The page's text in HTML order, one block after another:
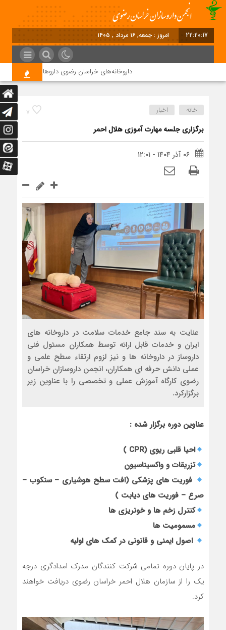
22:20:17 برابر با :
داروخانه‌های خراسان رضوی داروها را با چک ۴ ماهه خریداری می‌کنند
7 خانه اخبار
برگزاری جلسه مهارت آموزی هلال احمر
۰۶ آذر ۱۴۰۴ - ۱۲:۰۱
عنایت به سند جامع خدمات سلامت در داروخانه های
ایران و خدمات قابل ارائه توسط همکاران مسئول فنی
داروساز در داروخانه ها و نیز لزوم ارتقاء سطح علمی و
عملی دانش حرفه ای همکاران، انجمن داروسازان خراسان
رضوی کارگاه آموزش عملی و تخصصی را با عناوین زیر
برگزارکرد.
عناوین دوره برگزار شده :
احیا قلبی ریوی (CPR )
تزریقات و واکسیناسیون
فوریت های پزشکی (افت سطح هوشیاری – سنکوب –
صرع – فوریت های دیابت )
کنترل زخم ها و خونریزی ها
مسمومیت ها
اصول ایمنی و قانونی در کمک های اولیه
در پایان دوره تمامی شرکت کنندگان مدرک امدادگری درجه
یک را از سازمان هلال احمر خراسان رضوی دریافت خواهند
کرد.